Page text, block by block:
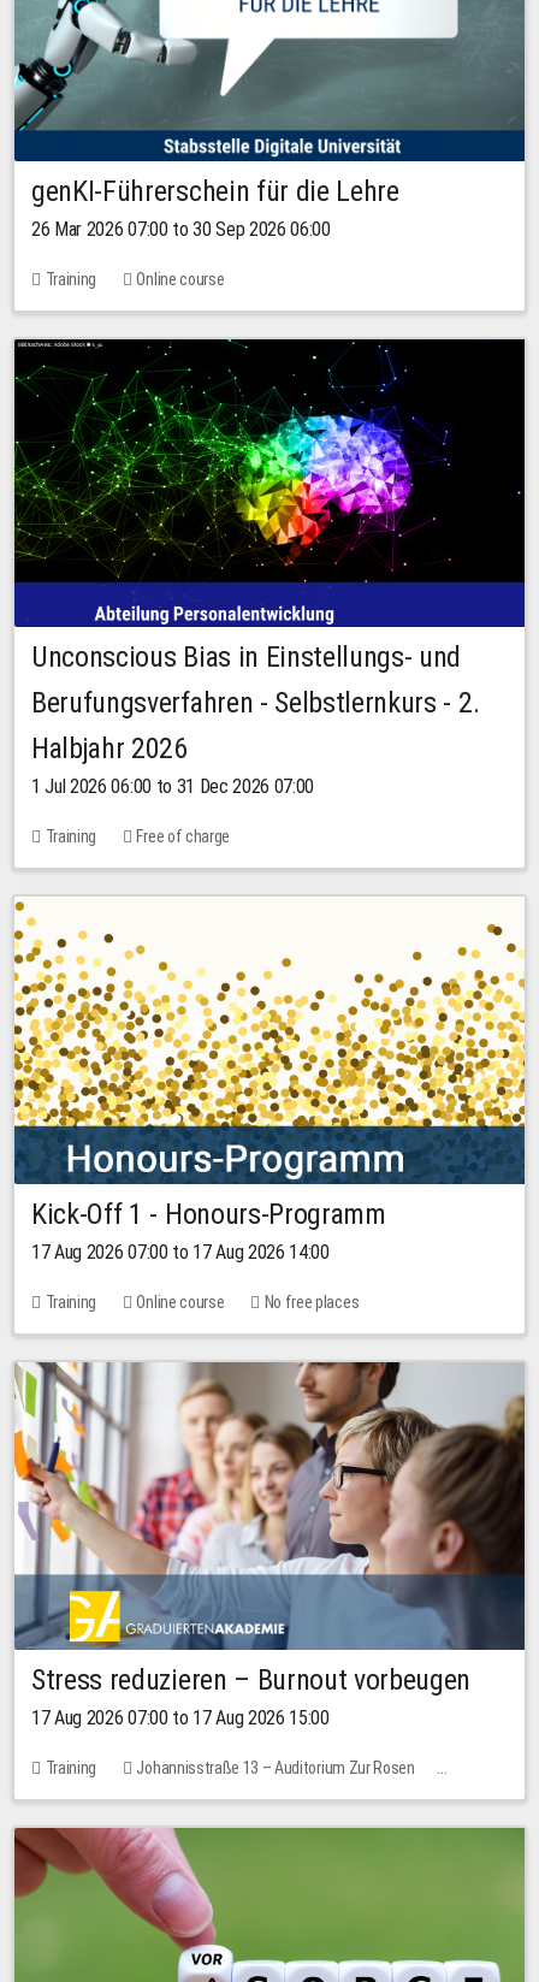
genKI-Führerschein für die Lehre
26 Mar 2026 07:00 to 30 Sep 2026 06:00
Training Online course
Unconscious Bias in Einstellungs- und
Berufungsverfahren - Selbstlernkurs - 2.
Halbjahr 2026
1 Jul 2026 06:00 to 31 Dec 2026 07:00
Training Free of charge
Kick-Off 1 - Honours-Programm
17 Aug 2026 07:00 to 17 Aug 2026 14:00
Training Online course No free places
Stress reduzieren – Burnout vorbeugen
17 Aug 2026 07:00 to 17 Aug 2026 15:00
Training
Johannisstraße 13 – Auditorium Zur Rosen
1 place
10.00 EUR